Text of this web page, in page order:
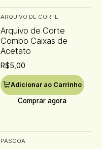
ARQUIVO DE CORTE
Arquivo de Corte
Combo Caixas de
Acetato
R$5,00
Adicionar ao Carrinho
Comprar agora
PÁSCOA